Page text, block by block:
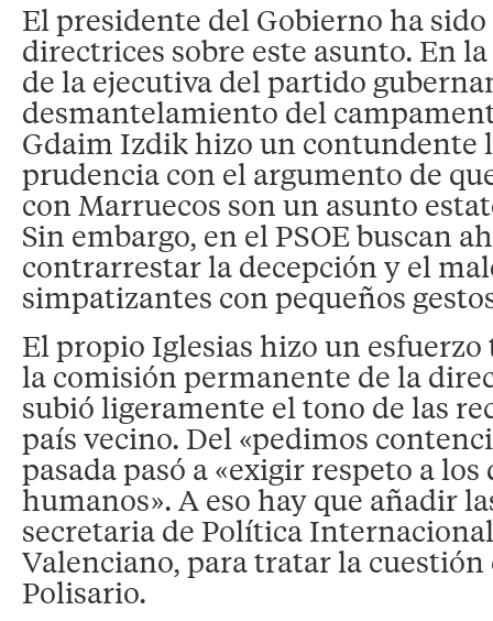
El presidente del Gobierno ha
directrices sobre este asunto. En
de la ejecutiva del partido
desmantelamiento del
Gdaim Izdik hizo un contundente
prudencia con el argumento de
con Marruecos son un asunto
Sin embargo, en el PSOE buscan
contrarrestar la decepción y el
simpatizantes con pequeños
El propio Iglesias hizo un
la comisión permanente de la
subió ligeramente el tono de las
país vecino. Del «pedimos
pasada pasó a «exigir respeto a los
humanos». A eso hay que añadir
secretaria de Política
Valenciano, para tratar la
Polisario.